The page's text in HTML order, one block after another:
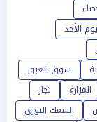
الأحد
سوق العبور
المزارع
تجار
السمك البوري